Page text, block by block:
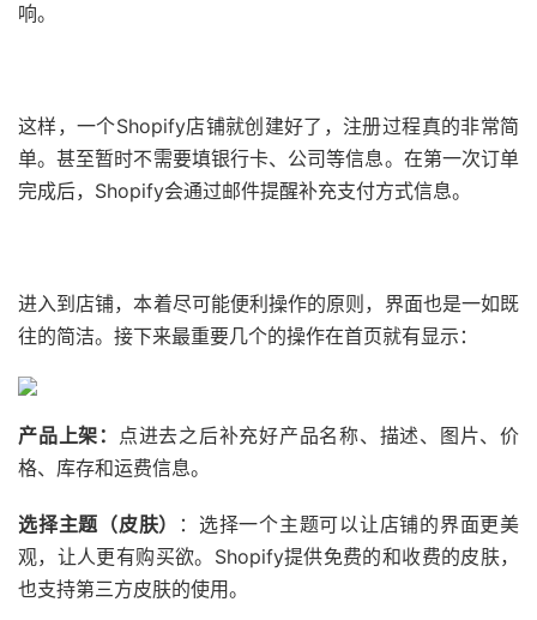
响。
这样，一个Shopify店铺就创建好了，注册过程真的非常简
单。甚至暂时不需要填银行卡、公司等信息。在第一次订单
完成后，Shopify会通过邮件提醒补充支付方式信息。
进入到店铺，本着尽可能便利操作的原则，界面也是一如既
往的简洁。接下来最重要几个的操作在首页就有显示：
产品上架：
点进去之后补充好产品名称、描述、图片、价
格、库存和运费信息。
选择主题（皮肤）
：选择一个主题可以让店铺的界面更美
观，让人更有购买欲。Shopify提供免费的和收费的皮肤，
也支持第三方皮肤的使用。